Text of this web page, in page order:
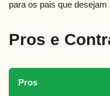
para os pais que
Pros e
Pros